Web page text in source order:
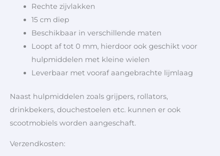
Rechte zijvlakken
15 cm diep
Beschikbaar in verschillende maten
Loopt af tot 0 mm, hierdoor ook geschikt voor
hulpmiddelen met kleine wielen
Leverbaar met vooraf aangebrachte lijmlaag
Naast hulpmiddelen zoals grijpers, rollators,
drinkbekers, douchestoelen etc. kunnen er ook
scootmobiels worden aangeschaft.
Verzendkosten: